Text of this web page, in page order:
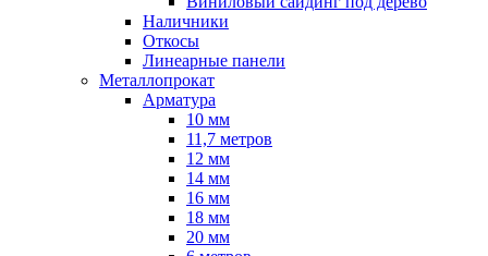
Наличники
Откосы
Линеарные панели
Металлопрокат
Арматура
10 мм
11,7 метров
12 мм
14 мм
16 мм
18 мм
20 мм